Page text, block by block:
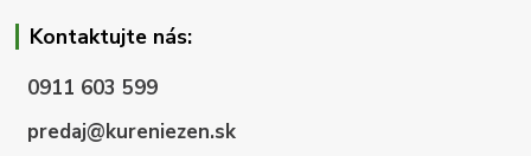
Kontaktujte nás:
0911 603 599
predaj@kureniezen.sk